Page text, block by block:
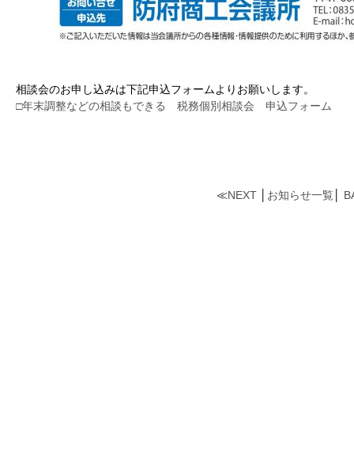
相談会のお申し込みは下記申込フォームよりお願いします。
□年末調整などの相談もできる 税務個別相談会 申込フォーム
≪NEXT お知らせ一覧